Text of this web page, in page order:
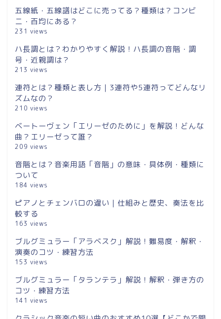
五線紙・五線譜はどこに売ってる？種類は？コンビ
ニ・百均にある？
231 views
ハ長調とは？わかりやすく解説！ハ長調の音階・調
号・近親調は？
213 views
連符とは？種類と表し方｜3連符や5連符ってどんなリ
ズムなの？
210 views
ベートーヴェン「エリーゼのために」を解説！どんな
曲？エリーゼって誰？
209 views
音階とは？音楽用語「音階」の意味・具体例・種類に
ついて
184 views
ピアノとチェンバロの違い｜仕組みと歴史、奏法を比
較する
163 views
ブルグミュラー「アラベスク」解説！難易度・解釈・
演奏のコツ・練習方法
153 views
ブルグミュラー「タランテラ」解説！解釈・弾き方の
コツ・練習方法
141 views